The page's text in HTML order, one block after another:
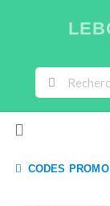
CODES